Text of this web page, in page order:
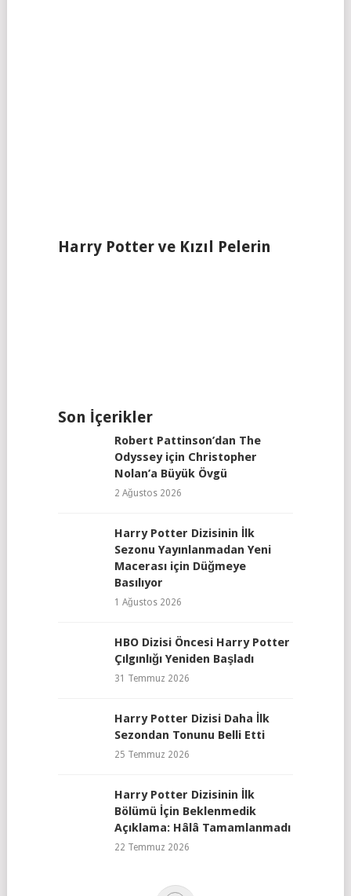
Harry Potter ve Kızıl Pelerin
Son İçerikler
Robert Pattinson’dan The
Odyssey için Christopher
Nolan’a Büyük Övgü
2 Ağustos 2026
Harry Potter Dizisinin İlk
Sezonu Yayınlanmadan Yeni
Macerası için Düğmeye
Basılıyor
1 Ağustos 2026
HBO Dizisi Öncesi Harry Potter
Çılgınlığı Yeniden Başladı
31 Temmuz 2026
Harry Potter Dizisi Daha İlk
Sezondan Tonunu Belli Etti
25 Temmuz 2026
Harry Potter Dizisinin İlk
Bölümü İçin Beklenmedik
Açıklama: Hâlâ Tamamlanmadı
22 Temmuz 2026